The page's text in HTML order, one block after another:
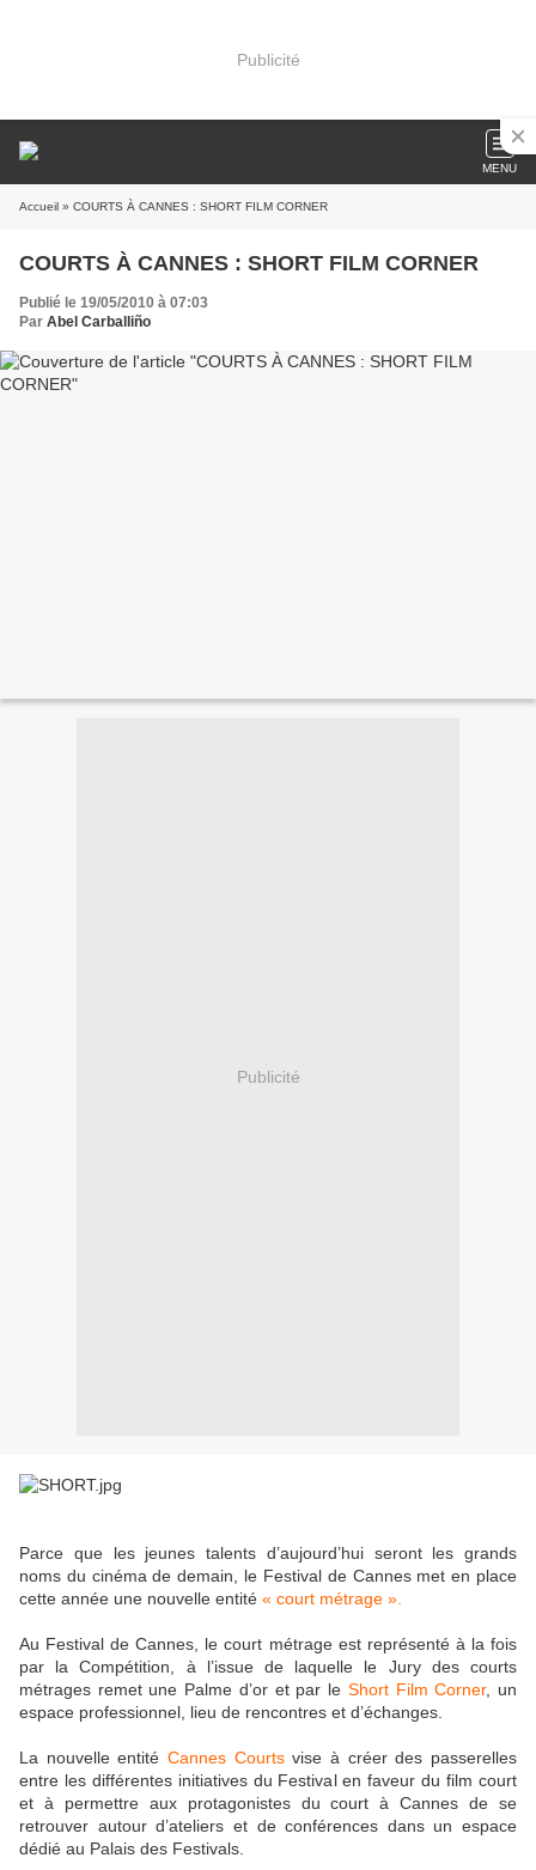
Publicité
MENU
Accueil » COURTS À CANNES : SHORT FILM CORNER
COURTS À CANNES : SHORT FILM CORNER
Publié le 19/05/2010 à 07:03
Par Abel Carballiño
Publicité
Parce que les jeunes talents d’aujourd’hui seront les grands
noms du cinéma de demain, le Festival de Cannes met en place
cette année une nouvelle entité « court métrage ».
Au Festival de Cannes, le court métrage est représenté à la fois
par la Compétition, à l’issue de laquelle le Jury des courts
métrages remet une Palme d’or et par le Short Film Corner, un
espace professionnel, lieu de rencontres et d’échanges.
La nouvelle entité Cannes Courtsvise à créer des passerelles
entre les différentes initiatives du Festival en faveur du film court
et à permettre aux protagonistes du court à Cannes de se
retrouver autour d’ateliers et de conférences dans un espace
dédié au Palais des Festivals.